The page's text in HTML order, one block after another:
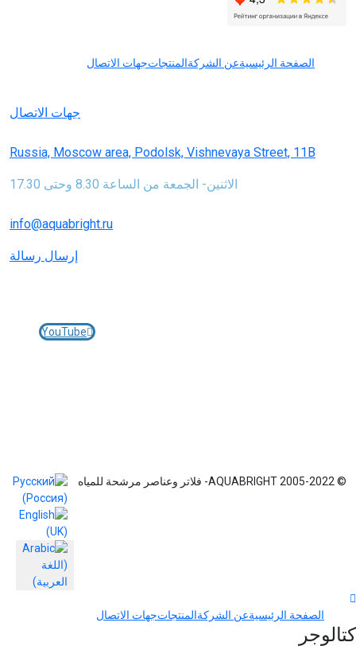
الصفحة الرئيسيةعن الشركةالمنتجاتجهات الاتصال
جهات الاتصال
Russia, Moscow area, Podolsk, Vishnevaya Street, 11B
الاثنين- الجمعة من الساعة 8.30 وحتى 17.30
info@aquabright.ru
إرسال رسالة
YouTube
© 2005-2022 AQUABRIGHT- فلاتر وعناصر مرشحة للمياه اختر لغتك
الصفحة الرئيسيةعن الشركةالمنتجاتجهات الاتصال